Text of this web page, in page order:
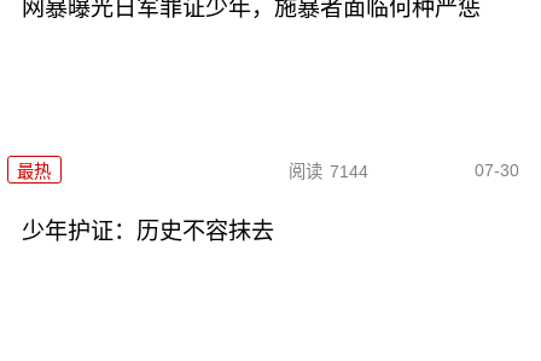
网暴曝光日军罪证少年，施暴者面临何种严惩
最热 阅读 7144 07-30
少年护证：历史不容抹去